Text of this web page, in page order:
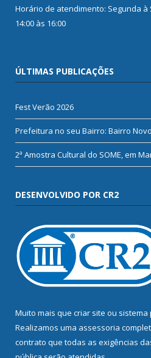
Horário de atendimento: Segunda à
14:00 às 16:00
ÚLTIMAS PUBLICAÇÕES
Fest Verão 2026
Prefeitura no seu Bairro: Bairro Novo
2ª Amostra Cultural do SOME, em
DESENVOLVIDO POR CR2
Muito mais que criar site ou sistema
Realizamos uma assessoria
contrato que todas as exigências